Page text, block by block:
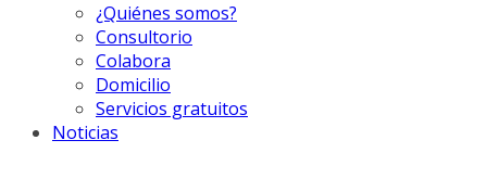
¿Quiénes somos?
Consultorio
Colabora
Domicilio
Servicios gratuitos
Noticias